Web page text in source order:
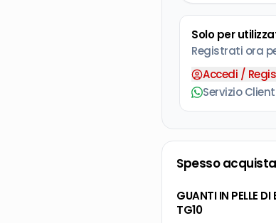
Solo per
Registrati ora
Accedi /
Servizio
Spesso
GUANTI IN PELLE
TG10